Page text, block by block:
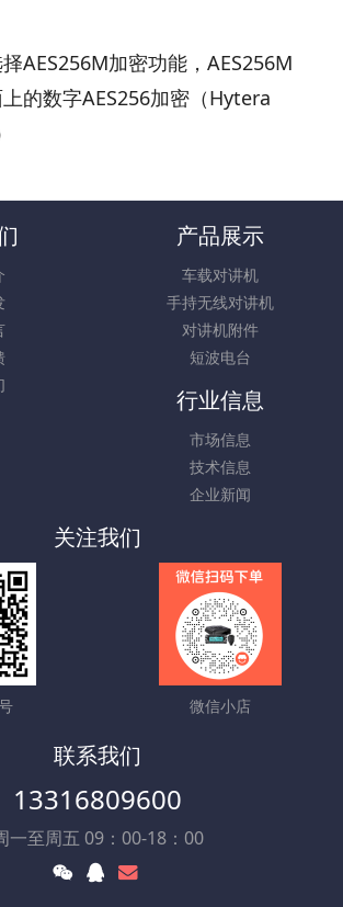
AES256M加密功能，AES256M
的数字AES256加密（Hytera
产品展示
车载对讲机
手持无线对讲机
对讲机附件
短波电台
行业信息
市场信息
技术信息
企业新闻
关注我们
微信小店
联系我们
13316809600
一至周五 09：00-18：00